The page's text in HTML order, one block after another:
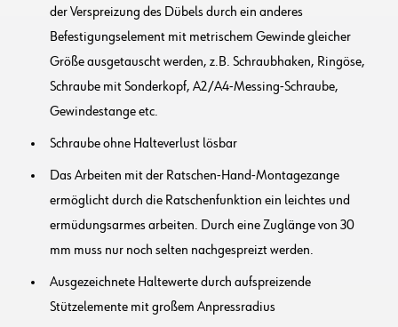
der Verspreizung des Dübels durch ein anderes
Befestigungselement mit metrischem Gewinde gleicher
Größe ausgetauscht werden, z.B. Schraubhaken, Ringöse,
Schraube mit Sonderkopf, A2/A4-Messing-Schraube,
Gewindestange etc.
Schraube ohne Halteverlust lösbar
Das Arbeiten mit der Ratschen-Hand-Montagezange
ermöglicht durch die Ratschenfunktion ein leichtes und
ermüdungsarmes arbeiten. Durch eine Zuglänge von 30
mm muss nur noch selten nachgespreizt werden.
Ausgezeichnete Haltewerte durch aufspreizende
Stützelemente mit großem Anpressradius